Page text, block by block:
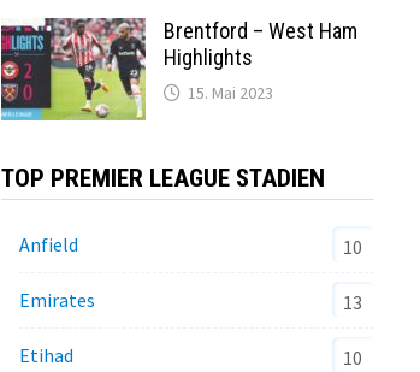
Brentford – West Ham
Highlights
15. Mai 2023
TOP PREMIER LEAGUE STADIEN
Anfield 10
Emirates 13
Etihad 10